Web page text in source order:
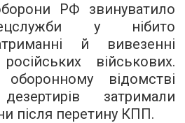
РФ звинуватило
у нібито
й вивезенні
військових.
відомстві
затримали
після перетину КПП.